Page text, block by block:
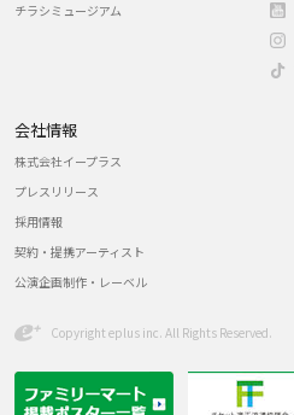
チラシミュージアム
会社情報
株式会社イープラス
プレスリリース
採用情報
契約・提携アーティスト
公演企画制作・レーベル
Copyright eplus inc. All Rights Reserved.